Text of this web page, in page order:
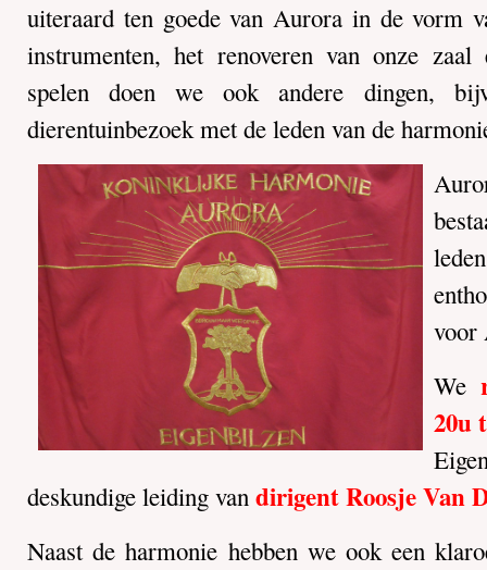
uiteraard ten goede van Aurora in de vorm
instrumenten, het renoveren van onze
spelen doen we ook andere dingen,
dierentuinbezoek met de leden van de
voor
We
20u
deskundige leiding van dirigent Roosje Van
Naast de harmonie hebben we ook een